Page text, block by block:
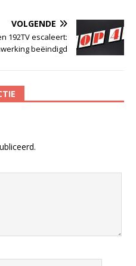
VOLGENDE
192TV escaleert:
beëindigd